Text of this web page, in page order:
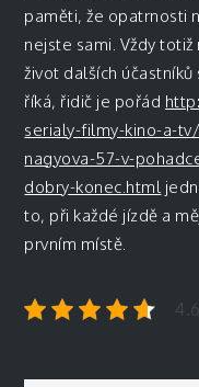
paměti, že opatrnosti
nejste sami. Vždy
život dalších
říká, řidič je pořád
serialy-filmy-kino-a-
nagyova-57-v-
dobry-konec.html
to, při každé jízdě a
prvním místě.